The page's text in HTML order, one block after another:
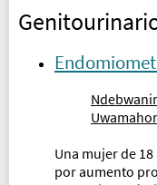
Una mujer de
por aumento